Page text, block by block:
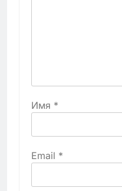
Имя *
Email *